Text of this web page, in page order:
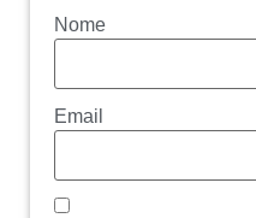
Nome
Email